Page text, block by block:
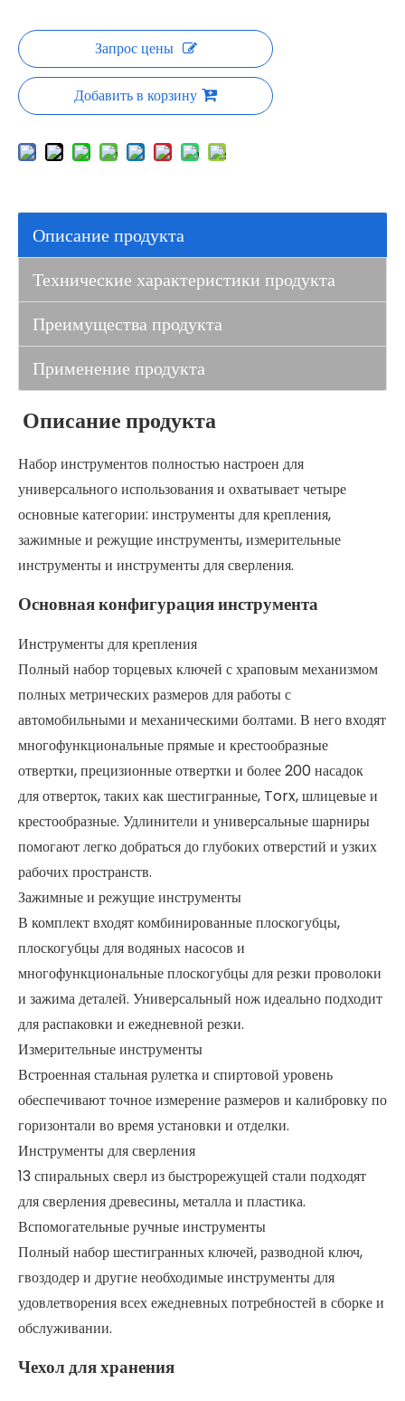
Запрос цены
Добавить в корзину
Описание продукта
Технические характеристики продукта
Преимущества продукта
Применение продукта
Описание продукта
Набор инструментов полностью настроен для
универсального использования и охватывает четыре
основные категории: инструменты для крепления,
зажимные и режущие инструменты, измерительные
инструменты и инструменты для сверления.
Основная конфигурация инструмента
Инструменты для крепления
Полный набор торцевых ключей с храповым механизмом
полных метрических размеров для работы с
автомобильными и механическими болтами. В него входят
многофункциональные прямые и крестообразные
отвертки, прецизионные отвертки и более 200 насадок
для отверток, таких как шестигранные, Torx, шлицевые и
крестообразные. Удлинители и универсальные шарниры
помогают легко добраться до глубоких отверстий и узких
рабочих пространств.
Зажимные и режущие инструменты
В комплект входят комбинированные плоскогубцы,
плоскогубцы для водяных насосов и
многофункциональные плоскогубцы для резки проволоки
и зажима деталей. Универсальный нож идеально подходит
для распаковки и ежедневной резки.
Измерительные инструменты
Встроенная стальная рулетка и спиртовой уровень
обеспечивают точное измерение размеров и калибровку по
горизонтали во время установки и отделки.
Инструменты для сверления
13 спиральных сверл из быстрорежущей стали подходят
для сверления древесины, металла и пластика.
Вспомогательные ручные инструменты
Полный набор шестигранных ключей, разводной ключ,
гвоздодер и другие необходимые инструменты для
удовлетворения всех ежедневных потребностей в сборке и
обслуживании.
Чехол для хранения